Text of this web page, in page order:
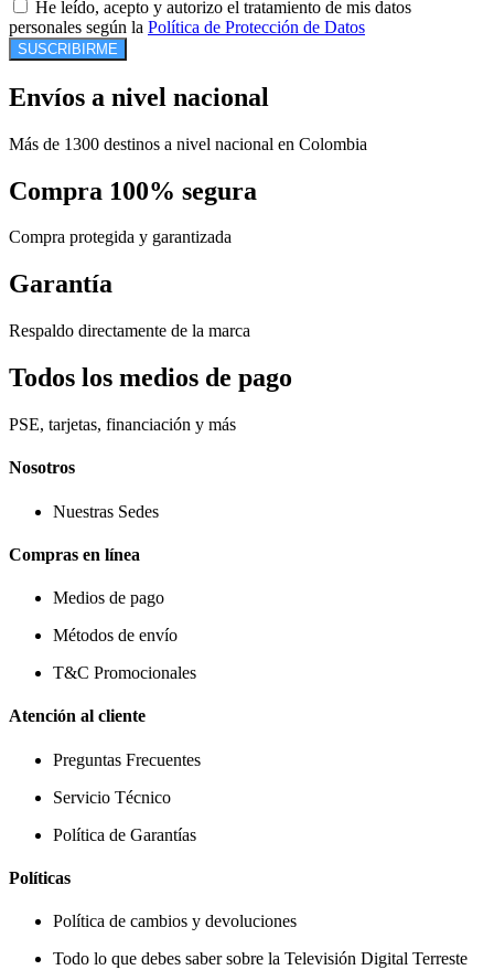
He leído, acepto y autorizo el tratamiento de mis datos
personales según la Política de Protección de Datos
SUSCRIBIRME
Envíos a nivel nacional
Más de 1300 destinos a nivel nacional en Colombia
Compra 100% segura
Compra protegida y garantizada
Garantía
Respaldo directamente de la marca
Todos los medios de pago
PSE, tarjetas, financiación y más
Nosotros
Nuestras Sedes
Compras en línea
Medios de pago
Métodos de envío
T&C Promocionales
Atención al cliente
Preguntas Frecuentes
Servicio Técnico
Política de Garantías
Políticas
Política de cambios y devoluciones
Todo lo que debes saber sobre la Televisión Digital Terreste